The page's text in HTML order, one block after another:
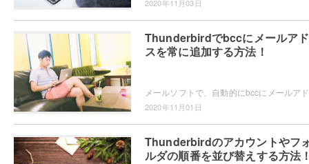
2020年11月03日
Thunderbirdでbccにメールア
スを常に追加する方法！
2020年11月01日
Thunderbirdのアカウントやフ
ルダの順番を並び替えする方法